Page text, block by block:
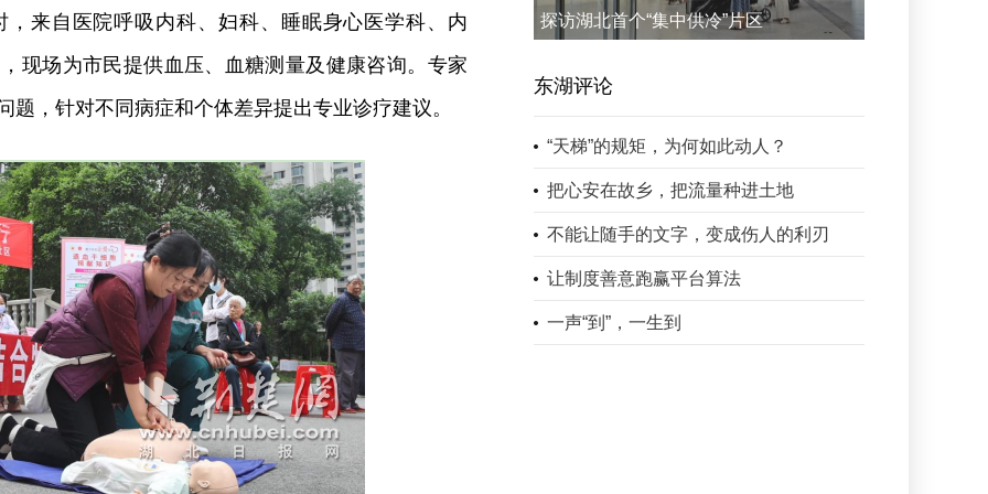
来自医院呼吸内科、妇科、睡眠身心医学科、内
现场为市民提供血压、血糖测量及健康咨询。专家
题，针对不同病症和个体差异提出专业诊疗建议。
探访湖北首个“集中供冷”片区
东湖评论
“天梯”的规矩，为何如此动人？
把心安在故乡，把流量种进土地
不能让随手的文字，变成伤人的利刃
让制度善意跑赢平台算法
一声“到”，一生到